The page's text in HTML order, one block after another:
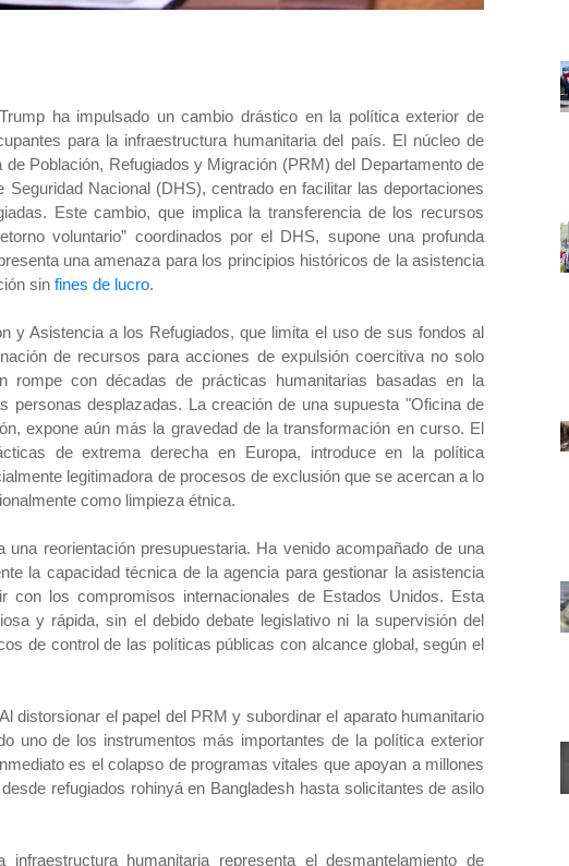
ha impulsado un cambio drástico en la política exterior de
para la infraestructura humanitaria del país. El núcleo de
Población, Refugiados y Migración (PRM) del Departamento de
Nacional (DHS), centrado en facilitar las deportaciones
Este cambio, que implica la transferencia de los recursos
voluntario” coordinados por el DHS, supone una profunda
una amenaza para los principios históricos de la asistencia
sin fines de lucro.
y Asistencia a los Refugiados, que limita el uso de sus fondos al
de recursos para acciones de expulsión coercitiva no solo
rompe con décadas de prácticas humanitarias basadas en la
personas desplazadas. La creación de una supuesta "Oficina de
expone aún más la gravedad de la transformación en curso. El
de extrema derecha en Europa, introduce en la política
legitimadora de procesos de exclusión que se acercan a lo
como limpieza étnica.
reorientación presupuestaria. Ha venido acompañado de una
la capacidad técnica de la agencia para gestionar la asistencia
con los compromisos internacionales de Estados Unidos. Esta
y rápida, sin el debido debate legislativo ni la supervisión del
de control de las políticas públicas con alcance global, según el
distorsionar el papel del PRM y subordinar el aparato humanitario
uno de los instrumentos más importantes de la política exterior
es el colapso de programas vitales que apoyan a millones
refugiados rohinyá en Bangladesh hasta solicitantes de asilo
humanitaria representa el desmantelamiento de